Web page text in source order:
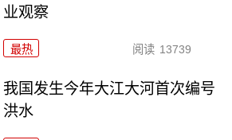
业观察
最热 阅读 13739
我国发生今年大江大河首次编号
洪水